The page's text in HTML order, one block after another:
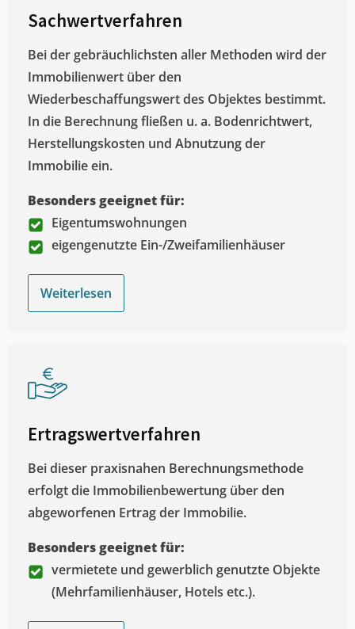
Sachwertverfahren
Bei der gebräuchlichsten aller Methoden wird der
Immobilienwert über den
Wiederbeschaffungswert des Objektes bestimmt.
In die Berechnung fließen u. a. Bodenrichtwert,
Herstellungskosten und Abnutzung der
Immobilie ein.
Besonders geeignet für:
Eigentumswohnungen
eigengenutzte Ein-/Zweifamilienhäuser
Weiterlesen
Ertragswertverfahren
Bei dieser praxisnahen Berechnungsmethode
erfolgt die Immobilienbewertung über den
abgeworfenen Ertrag der Immobilie.
Besonders geeignet für:
vermietete und gewerblich genutzte Objekte
(Mehrfamilienhäuser, Hotels etc.).